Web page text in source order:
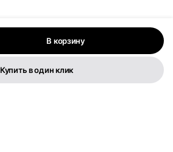
В корзину
Купить в один клик